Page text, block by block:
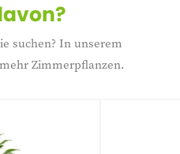
suchen? In unserem
Zimmerpflanzen.